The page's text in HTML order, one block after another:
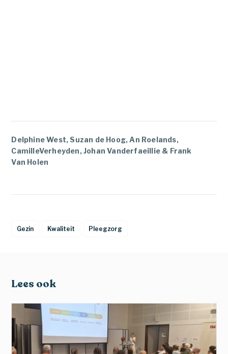
Delphine West, Suzan de Hoog, An Roelands,
CamilleVerheyden, Johan Vanderfaeillie & Frank
Van Holen
Gezin Kwaliteit Pleegzorg
Lees ook